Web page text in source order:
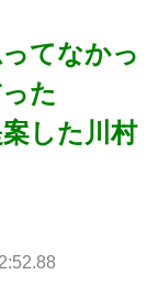
てなかっ
た
した川村